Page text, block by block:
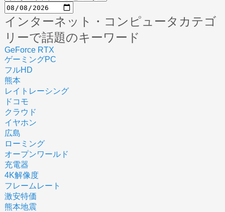
インターネット・コンピュータカテゴ
リーで話題のキーワード
GeForce RTX
ゲーミングPC
フルHD
熊本
レイトレーシング
ドコモ
クラウド
イヤホン
広島
ローミング
オープンワールド
充電器
4K解像度
フレームレート
激安特価
熊本地震